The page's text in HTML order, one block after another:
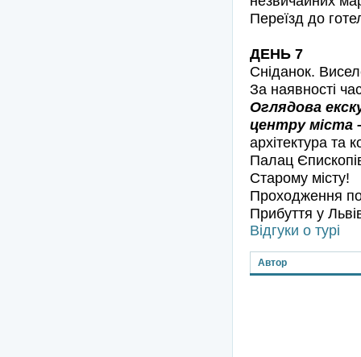
Переїзд до
ДЕНЬ 7
Сніданок.
За наявності
Оглядова
центру міста
архітектура та
Палац
Старому місту!
Проходження
Прибуття у
Відгуки о турі
Автор